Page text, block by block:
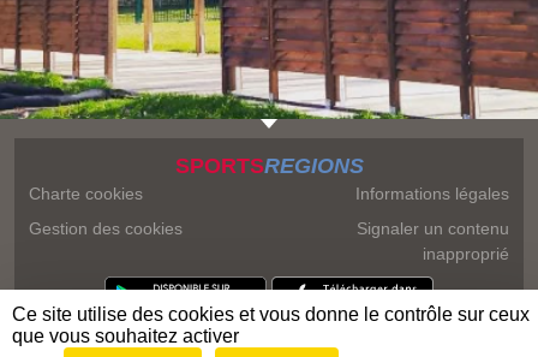
SPORTSREGIONS
Charte cookies
Gestion des cookies
Informations légales
Signaler un contenu
inapproprié
Ce site utilise des cookies et vous donne le contrôle sur ceux
que vous souhaitez activer